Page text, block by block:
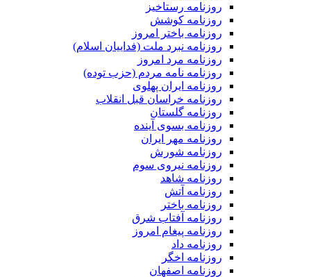
روزنامه رستاخیز
روزنامه کوشش
روزنامه باختر امروز
روزنامه نبرد ملت (فداییان اسلام)
روزنامه مرد امروز
روزنامه نامه مردم (حزب توده)
روزنامه ایران پهلوی
روزنامه خراسان قبل انقلاب
روزنامه گلستان
روزنامه بسوی آینده
روزنامه مهر ایران
روزنامه شورش
روزنامه نیروی سوم
روزنامه شاهد
روزنامه آتش
روزنامه باختر
روزنامه آفتاب شرق
روزنامه پیغام امروز
روزنامه داد
روزنامه اخگر
روزنامه اصفهان